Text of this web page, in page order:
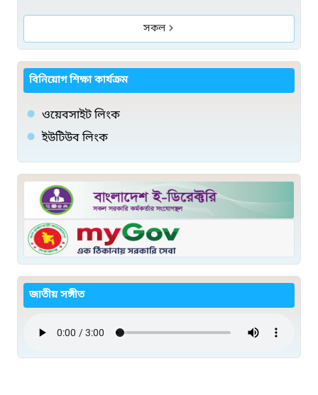
সকল
বিনিয়োগ শিক্ষা কার্যক্রম
ওয়েবসাইট লিংক
ইউটিউব লিংক
জাতীয় সঙ্গীত